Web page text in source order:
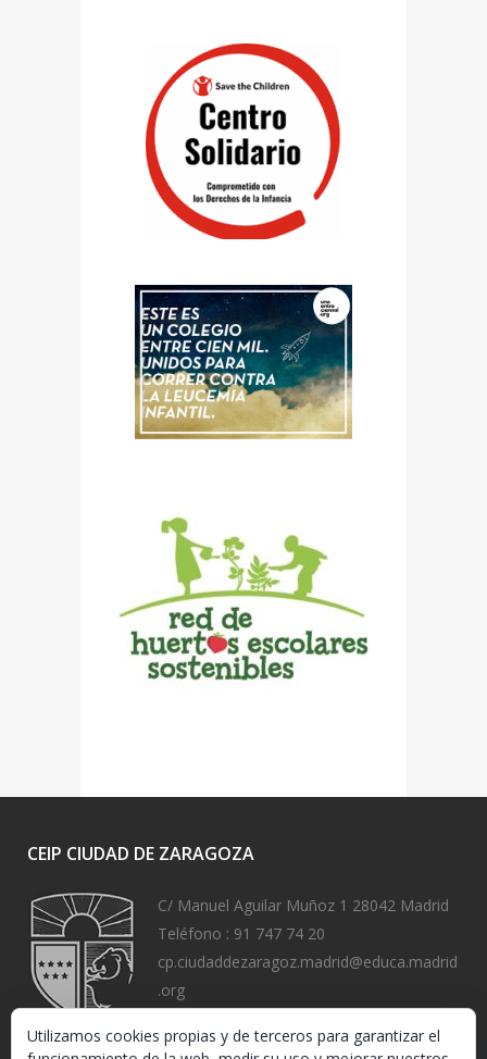
CEIP CIUDAD DE ZARAGOZA
C/ Manuel Aguilar Muñoz 1 28042 Madrid
Teléfono : 91 747 74 20
cp.ciudaddezaragoz.madrid@educa.madrid
.org
Utilizamos cookies propias y de terceros para garantizar el